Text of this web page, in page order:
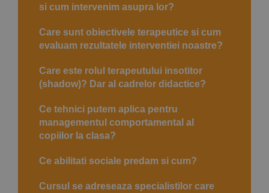
si cum intervenim asupra lor?
Care sunt obiectivele terapeutice si cum
evaluam rezultatele interventiei noastre?
Care este rolul terapeutului insotitor
(shadow)? Dar al cadrelor didactice?
Ce tehnici putem aplica pentru
managementul comportamental al
copiilor la clasa?
Ce abilitati sociale predam si cum?
Cursul se adreseaza specialistilor care